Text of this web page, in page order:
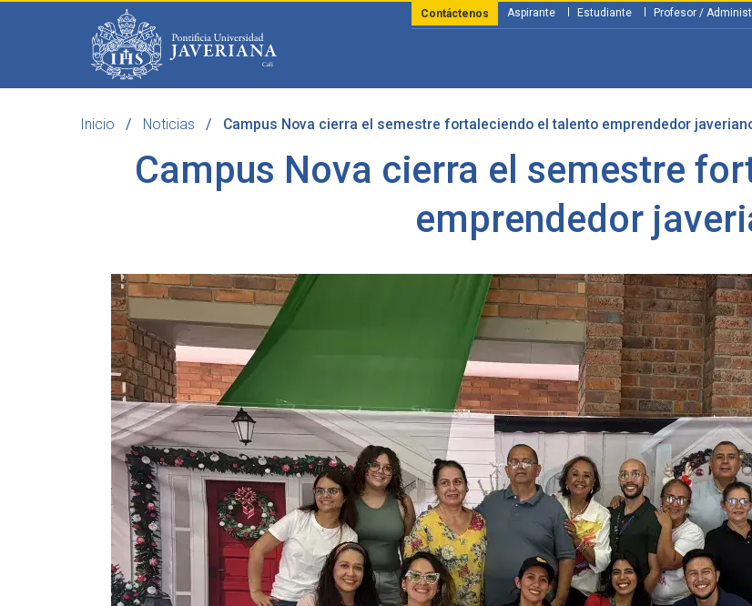
Aspirante Estudiante Profesor /
Contáctenos
Inicio Noticias Campus Nova cierra el semestre fortaleciendo el talento emprendedor
Campus Nova cierra el semestre
emprendedor